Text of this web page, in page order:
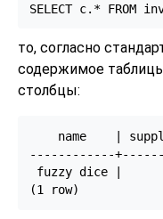
SELECT c.* FROM
то, согласно
содержимое
столбцы:
name    |
------------
fuzzy dice |
(1 row)